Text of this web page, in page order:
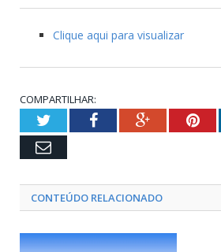
Clique aqui para visualizar
COMPARTILHAR:
TwitterFacebookGoogle+
Email
CONTEÚDO RELACIONADO